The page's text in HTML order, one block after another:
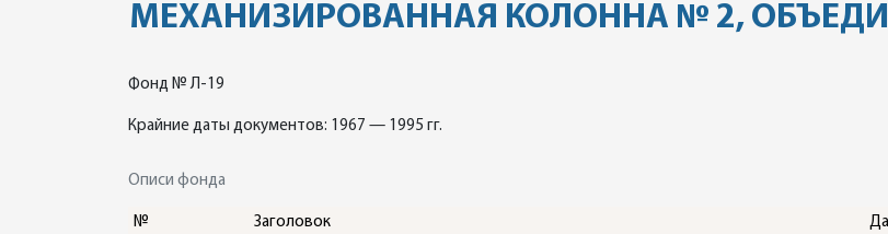
МЕХАНИЗИРОВАННАЯ КОЛОННА № 2,
Фонд № Л-19
Крайние даты документов: 1967 — 1995 гг.
Описи фонда
№ Заголовок